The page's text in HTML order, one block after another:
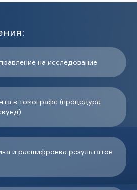
на исследование
в томографе (процедура
и расшифровка результатов